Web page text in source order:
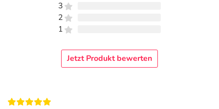
3
2
1
Jetzt Produkt bewerten